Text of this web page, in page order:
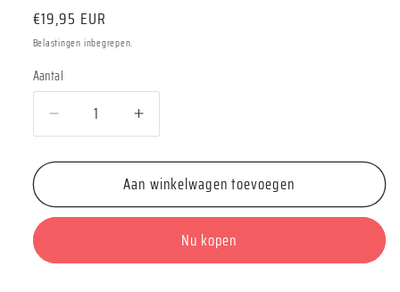
Normale
prijs
€19,95 EUR
Belastingen inbegrepen.
Aantal
Aantal
Aantal
verlagen
voor
&quot;Stripes&quot;
Aantal
verhogen
voor
Räder
&quot;Stripes&quot;
Aan winkelwagen toevoegen
Nu kopen